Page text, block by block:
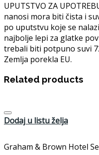
UPUTSTVO ZA
nanosi mora biti čista i
po uputstvu koje se
najbolje lepi za glatke
trebali biti potpuno suvi
Zemlja porekla EU.
Related products
Dodaj u listu želja
Graham & Brown Hotel